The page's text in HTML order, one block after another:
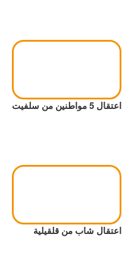
اعتقال 5 مواطنين من سلفيت
اعتقال شاب من قلقيلية